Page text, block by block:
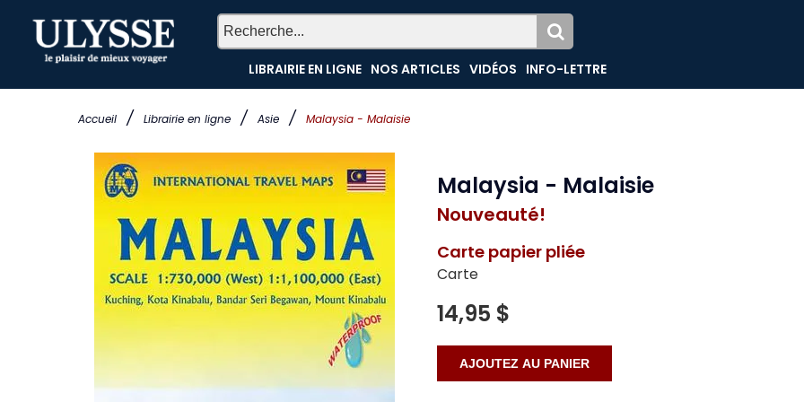
Accueil / Librairie en ligne / Asie / Malaysia - Malaisie
LIBRAIRIE EN LIGNE NOS ARTICLES VIDÉOS INFO-LETTRE
Malaysia - Malaisie
Nouveauté!
Carte papier pliée
Carte
14,95 $